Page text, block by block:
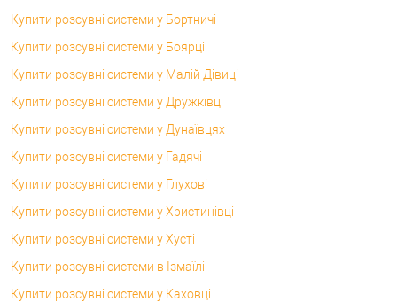
Купити розсувні системи у Бортничі
Купити розсувні системи у Боярці
Купити розсувні системи у Малій Дівиці
Купити розсувні системи у Дружківці
Купити розсувні системи у Дунаївцях
Купити розсувні системи у Гадячі
Купити розсувні системи у Глухові
Купити розсувні системи у Христинівці
Купити розсувні системи у Хусті
Купити розсувні системи в Ізмаїлі
Купити розсувні системи у Каховці